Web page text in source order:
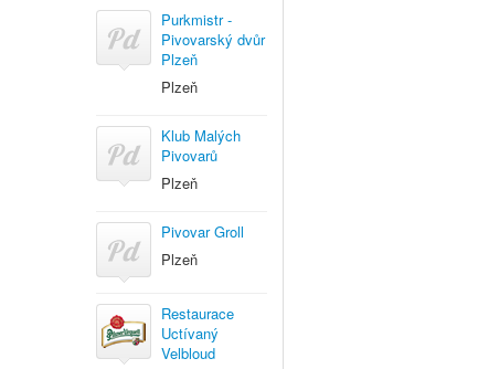
Purkmistr -
Pivovarský dvůr
Plzeň
Plzeň
Klub Malých
Pivovarů
Plzeň
Pivovar Groll
Plzeň
Restaurace
Uctívaný
Velbloud